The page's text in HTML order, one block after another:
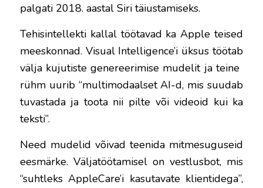
palgati 2018. aastal Siri täiustamiseks.
Tehisintellekti kallal töötavad ka Apple teised
meeskonnad. Visual Intelligence’i üksus töötab
välja kujutiste genereerimise mudelit ja teine ​​​​
rühm uurib “multimodaalset AI-d, mis suudab
tuvastada ja toota nii pilte või videoid kui ka
teksti”.
Need mudelid võivad teenida mitmesuguseid
eesmärke. Väljatöötamisel on vestlusbot, mis
“suhtleks AppleCare’i kasutavate klientidega”,